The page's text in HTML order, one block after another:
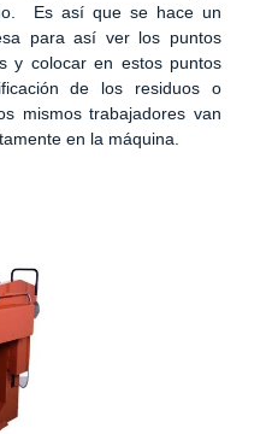
Es así que se hace un
para así ver los puntos
y colocar en estos puntos
de los residuos o
mismos trabajadores van
en la máquina.